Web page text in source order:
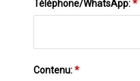
Téléphone/WhatsApp:*
Contenu:*